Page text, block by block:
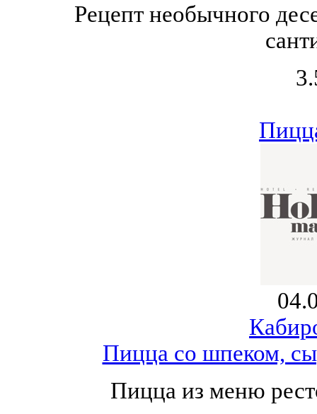
Рецепт необычного
Пицца со шпеком,
Пицца из меню